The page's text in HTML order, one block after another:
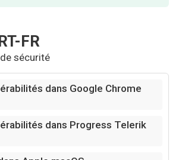
FR
sécurité
dans Google Chrome
dans Progress Telerik